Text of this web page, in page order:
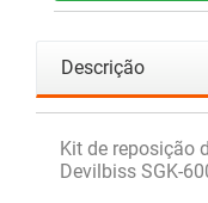
Descrição
Kit de reposição
Devilbiss SGK-